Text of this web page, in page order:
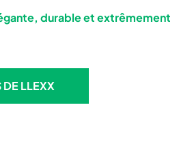
durable et extrêmement
DE LLEXX
DE LLEXX